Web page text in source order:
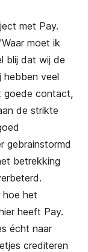
met Pay.
Waar moet ik
blij dat wij de
hebben veel
goede contact,
de strikte
gebrainstormd
betrekking
hoe het
heeft Pay.
écht naar
crediteren